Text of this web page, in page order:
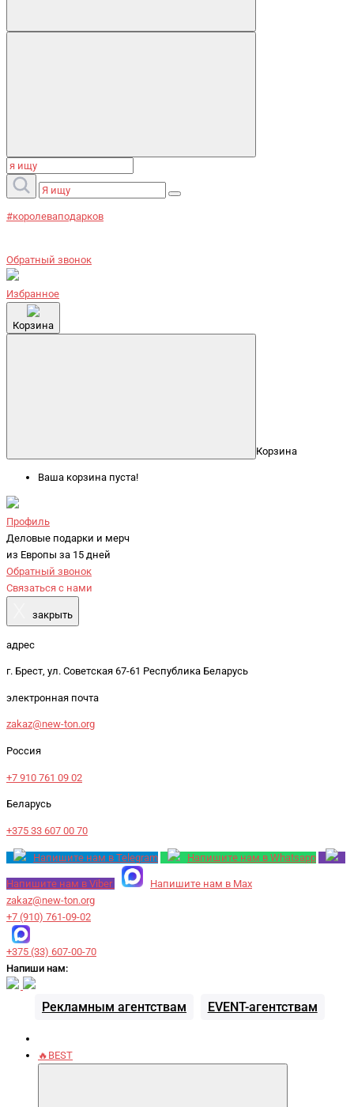
#королеваподарков
Обратный звонок
Избранное
Корзина
Корзина
Ваша корзина пуста!
Профиль
Деловые подарки и мерч
из Европы за 15 дней
Обратный звонок
Связаться с нами
закрыть
адрес
г. Брест, ул. Советская 67-61 Республика Беларусь
электронная почта
zakaz@new-ton.org
Россия
+7 910 761 09 02
Беларусь
+375 33 607 00 70
Напишите нам в Telegram Напишите нам в Whatsapp
Напишите нам в Viber
Напишите нам в Max
zakaz@new-ton.org
+7 (910) 761-09-02
+375 (33) 607-00-70
Напиши нам:
Рекламным агентствам EVENT-агентствам
🔥BEST